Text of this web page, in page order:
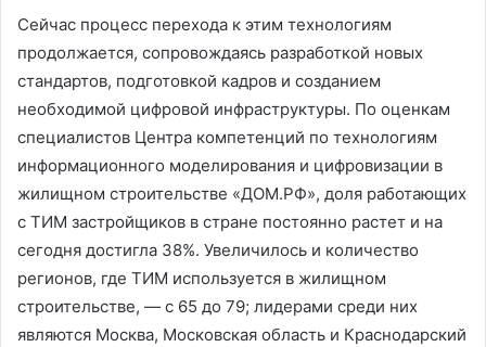
Сейчас процесс перехода к этим технологиям
продолжается, сопровождаясь разработкой новых
стандартов, подготовкой кадров и созданием
необходимой цифровой инфраструктуры. По оценкам
специалистов Центра компетенций по технологиям
информационного моделирования и цифровизации в
жилищном строительстве «ДОМ.РФ», доля работающих
с ТИМ застройщиков в стране постоянно растет и на
сегодня достигла 38%. Увеличилось и количество
регионов, где ТИМ используется в жилищном
строительстве, — с 65 до 79; лидерами среди них
являются Москва, Московская область и Краснодарский